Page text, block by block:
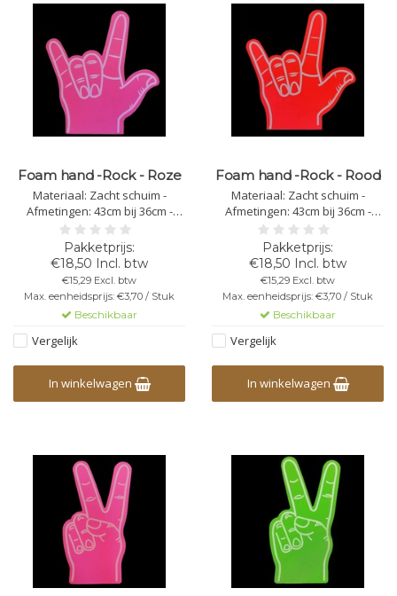
Foam hand -Rock - Roze
Materiaal: Zacht schuim -
Afmetingen: 43cm bij 36cm -
Dikte: 4mm - Bedrukking
mogelijk - In specifieke situaties
moeten de foam handen
worden geïmpregneerd
€18,50 Incl. btw
€15,29 Excl. btw
Max. eenheidsprijs: €3,70 / Stuk
Beschikbaar
Vergelijk
In winkelwagen
Foam hand -Rock - Rood
Materiaal: Zacht schuim -
Afmetingen: 43cm bij 36cm -
Dikte: 4mm - Bedrukking
mogelijk - In specifieke situaties
moeten de foam handen
worden geïmpregneerd
€18,50 Incl. btw
€15,29 Excl. btw
Max. eenheidsprijs: €3,70 / Stuk
Beschikbaar
Vergelijk
In winkelwagen